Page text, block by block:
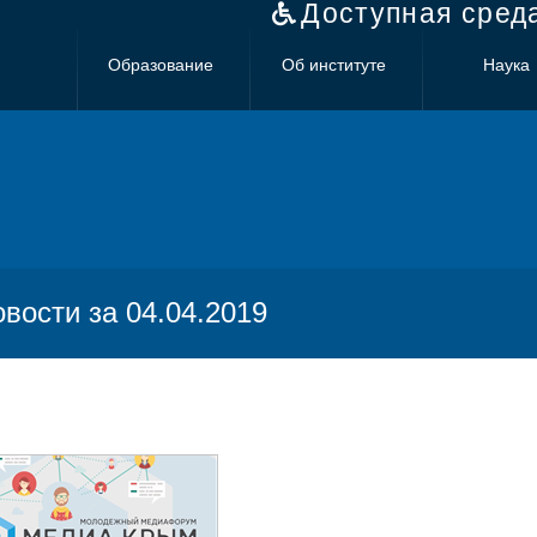
Доступная
Образование Об институте Наука
за 04.04.2019